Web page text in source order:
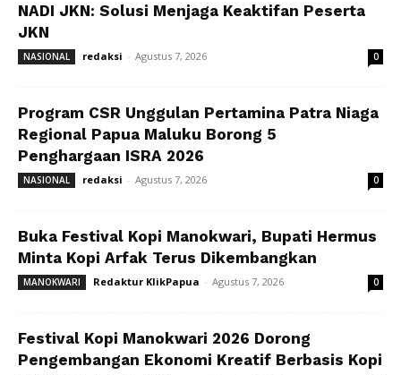
NADI JKN: Solusi Menjaga Keaktifan Peserta
JKN
NASIONAL redaksi - Agustus 7, 2026 0
Program CSR Unggulan Pertamina Patra Niaga
Regional Papua Maluku Borong 5
Penghargaan ISRA 2026
NASIONAL redaksi - Agustus 7, 2026 0
Buka Festival Kopi Manokwari, Bupati Hermus
Minta Kopi Arfak Terus Dikembangkan
MANOKWARI Redaktur KlikPapua - Agustus 7, 2026 0
Festival Kopi Manokwari 2026 Dorong
Pengembangan Ekonomi Kreatif Berbasis Kopi